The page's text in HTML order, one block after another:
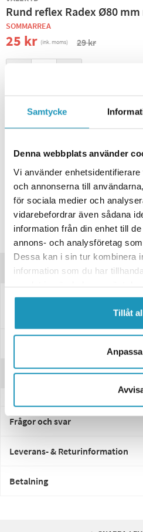
Samtycke
Denna webbplats använder
Vi använder
och annonserna till
för sociala medier och
vidarebefordrar även sådana
information från din enhet till
annons- och analysföretag
Dessa kan i sin tur kombinera
information som du har
Tillåt
Anpassa
Rund reflex Radex Ø80
SOMMARREA
25 kr (ink. moms) 29 kr
ONLINELAGER
BUTIKSLAGER
Lägsta pris de senaste 30-dagarna:
Leverans- & Returinformation
Spara produkt
Frågor om produkten?
Produktinformation
Rund reflex Radex – röd, Ø80 mm,
Recensioner
Frågor och svar
Leverans- & Returinformation
Betalning